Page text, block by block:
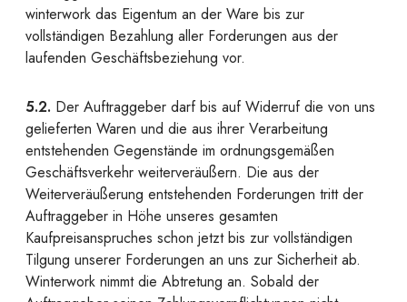
winterwork das Eigentum an der Ware bis zur
vollständigen Bezahlung aller Forderungen aus der
laufenden Geschäftsbeziehung vor.
5.2. Der Auftraggeber darf bis auf Widerruf die von uns
gelieferten Waren und die aus ihrer Verarbeitung
entstehenden Gegenstände im ordnungsgemäßen
Geschäftsverkehr weiterveräußern. Die aus der
Weiterveräußerung entstehenden Forderungen tritt der
Auftraggeber in Höhe unseres gesamten
Kaufpreisanspruches schon jetzt bis zur vollständigen
Tilgung unserer Forderungen an uns zur Sicherheit ab.
Winterwork nimmt die Abtretung an. Sobald der